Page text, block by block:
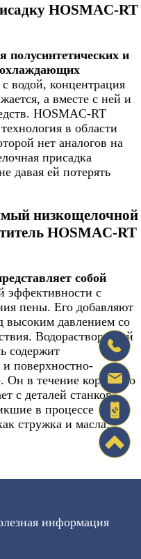
HOSMAC-RT
полусинтетических и
охлаждающих
водой, концентрация
а вместе с ней и
HOSMAC-RT
в области
нет аналогов на
присадка
давая ей потерять
низкощелочной
HOSMAC-RT
собой
эффективности с
пены. Его добавляют
высоким давлением со
Водорастворимый
содержит
поверхностно-
в течение короткого
с деталей станков
в процессе
стружка и масла.
информация